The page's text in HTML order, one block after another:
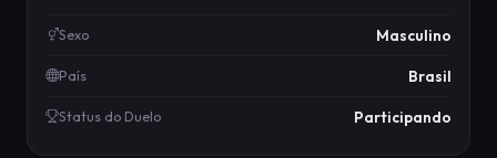
Sexo Masculino
País Brasil
Status do Duelo Participando